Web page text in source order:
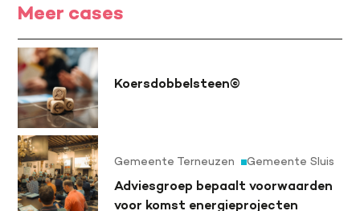
Meer cases
Koersdobbelsteen©
Gemeente Terneuzen
Gemeente Sluis
Adviesgroep bepaalt voorwaarden
voor komst energieprojecten